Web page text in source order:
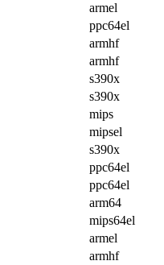
armel
ppc64el
armhf
armhf
s390x
s390x
mips
mipsel
s390x
ppc64el
ppc64el
arm64
mips64el
armel
armhf